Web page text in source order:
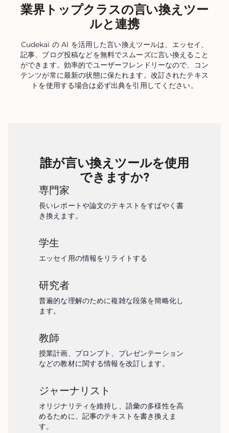
業界トップクラスの言い換えツー
ルと連携
Cudekai の AI を活用した言い換えツールは、エッセイ、
記事、ブログ投稿などを無料でスムーズに言い換えること
ができます。効率的でユーザーフレンドリーなので、コン
テンツが常に最新の状態に保たれます。改訂されたテキス
トを使用する場合は必ず出典を引用してください。
誰が言い換えツールを使用
できますか?
専門家
長いレポートや論文のテキストをすばやく書
き換えます。
学生
エッセイ用の情報をリライトする
研究者
普遍的な理解のために複雑な段落を簡略化し
ます。
教師
授業計画、プロンプト、プレゼンテーション
などの教材に関する情報を改訂します。
ジャーナリスト
オリジナリティを維持し、語彙の多様性を高
めるために、記事のテキストを書き換えま
す。